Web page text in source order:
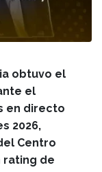
obtuvo el
el
en directo
2026,
Centro
rating de